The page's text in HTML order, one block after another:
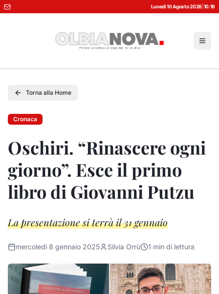
Lunedì 10 Agosto 2026 10:18
Torna alla Home
Cronaca
Oschiri. “Rinascere ogni
giorno”. Esce il primo
libro di Giovanni Putzu
La presentazione si terrà il 31 gennaio
mercoledì 8 gennaio 2025 Silvia Orrù 1 min di lettura